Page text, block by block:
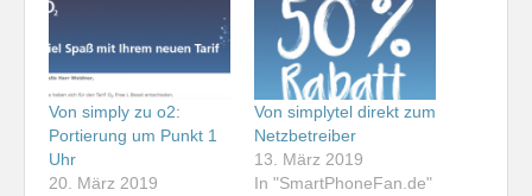
Von simply zu o2:
Portierung um Punkt 1
Uhr
20. März 2019
Von simplytel direkt zum
Netzbetreiber
13. März 2019
In "SmartPhoneFan.de"